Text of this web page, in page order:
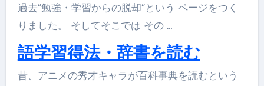
過去”勉強・学習からの脱却”という ページをつく
りました。 そしてそこでは その …
語学習得法・辞書を読む
昔、アニメの秀才キャラが百科事典を読むという